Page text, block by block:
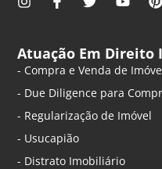
Atuação Em
- Compra e Venda de
- Due Diligence para
- Regularização de Imóvel
- Usucapião
- Distrato Imobiliário